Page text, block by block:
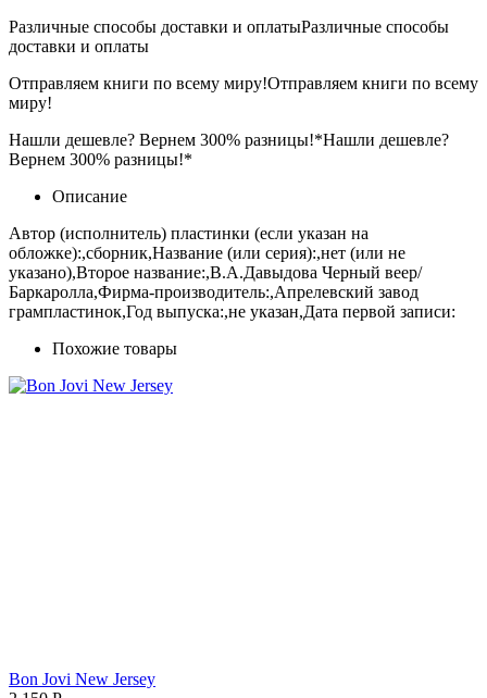
Различные способы доставки и оплатыРазличные способы
доставки и оплаты
Отправляем книги по всему миру!Отправляем книги по всему
миру!
Нашли дешевле? Вернем 300% разницы!*Нашли дешевле?
Вернем 300% разницы!*
Описание
Автор (исполнитель) пластинки (если указан на
обложке):,сборник,Название (или серия):,нет (или не
указано),Второе название:,В.А.Давыдова Черный веер/
Баркаролла,Фирма-производитель:,Апрелевский завод
грампластинок,Год выпуска:,не указан,Дата первой записи:
Похожие товары
Bon Jovi New Jersey